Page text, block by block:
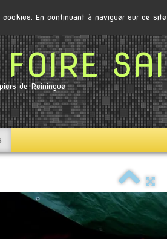
En continuant à naviguer sur ce
de Reiningue